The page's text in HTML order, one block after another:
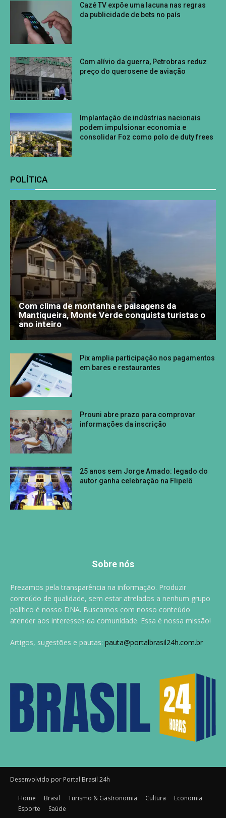
Cazé TV expõe uma lacuna nas regras
da publicidade de bets no país
Com alívio da guerra, Petrobras reduz
preço do querosene de aviação
Implantação de indústrias nacionais
podem impulsionar economia e
consolidar Foz como polo de duty frees
POLÍTICA
Com clima de montanha e paisagens da
Mantiqueira, Monte Verde conquista turistas o
ano inteiro
Pix amplia participação nos pagamentos
em bares e restaurantes
Prouni abre prazo para comprovar
informações da inscrição
25 anos sem Jorge Amado: legado do
autor ganha celebração na Flipelô
Sobre nós
Prezamos pela transparência na informação. Produzir
conteúdo de qualidade, sem estar atrelados a nenhum grupo
político é nosso DNA. Buscamos com nosso conteúdo
atender aos interesses da comunidade. Essa é nossa missão!
Artigos, sugestões e pautas: pauta@portalbrasil24h.com.br
Desenvolvido por Portal Brasil 24h
Home Brasil Turismo & Gastronomia Cultura
Economia
Esporte
Saúde